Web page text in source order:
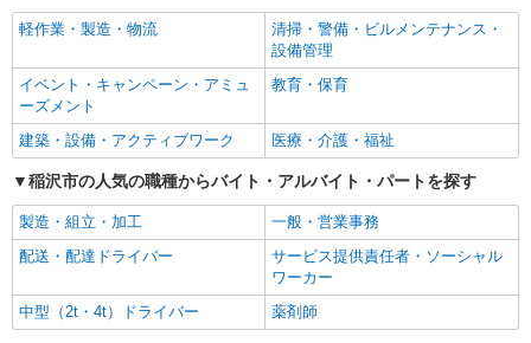
社員登用あり
軽作業・製造・物流
清掃・警備・ビルメンテナンス・
設備管理
イベント・キャンペーン・アミュ
ーズメント
教育・保育
建築・設備・アクティブワーク 医療・介護・福祉
稲沢市の人気の職種からバイト・アルバイト・パートを探す
製造・組立・加工
一般・営業事務
配送・配達ドライバー
サービス提供責任者・ソーシャル
ワーカー
中型（2t・4t）ドライバー
薬剤師